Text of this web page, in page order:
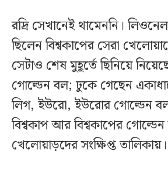
রদ্রি সেখানেই থামেননি।
ছিলেন বিশ্বকাপের সেরা
সেটাও শেষ মুহূর্তে ছিনিয়ে
গোল্ডেন বল; ঢুকে গেছেন
লিগ, ইউরো, ইউরোর গোল্ডেন
বিশ্বকাপ আর বিশ্বকাপের
খেলোয়াড়দের সংক্ষিপ্ত তালিকায়।